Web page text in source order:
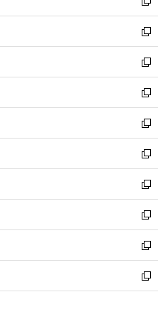
い
ウ
ィ
ン
ド
ウ
で
開
く
新
し
い
ウ
ィ
ン
ド
ウ
で
開
く
新
し
い
ウ
ィ
ン
ド
ウ
で
開
く
新
し
い
ウ
ィ
ン
ド
ウ
で
開
く
新
し
い
ウ
ィ
ン
ド
ウ
で
開
く
新
し
い
ウ
ィ
ン
ド
ウ
で
開
く
新
し
い
ウ
ィ
ン
ド
ウ
で
開
新
し
い
ウ
ィ
ン
ド
ウ
新
し
い
ウ
ィ
ン
新
し
い
ウ
新
し